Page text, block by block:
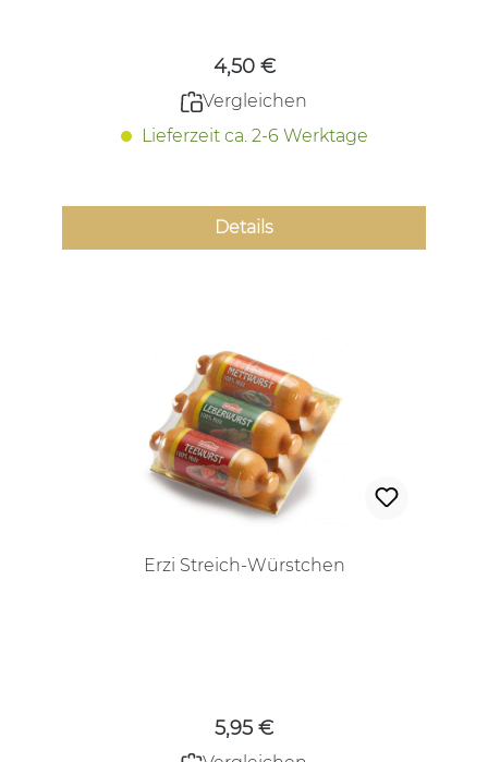
4,50 €
Vergleichen
Lieferzeit ca. 2-6 Werktage
Details
Erzi Streich-Würstchen
5,95 €